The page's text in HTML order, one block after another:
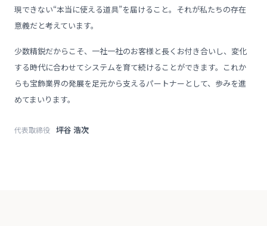
現できない“本当に使える道具”を届けること。それが私たちの存在
意義だと考えています。
少数精鋭だからこそ、一社一社のお客様と長くお付き合いし、変化
する時代に合わせてシステムを育て続けることができます。これか
らも宝飾業界の発展を足元から支えるパートナーとして、歩みを進
めてまいります。
代表取締役 坪谷 浩次